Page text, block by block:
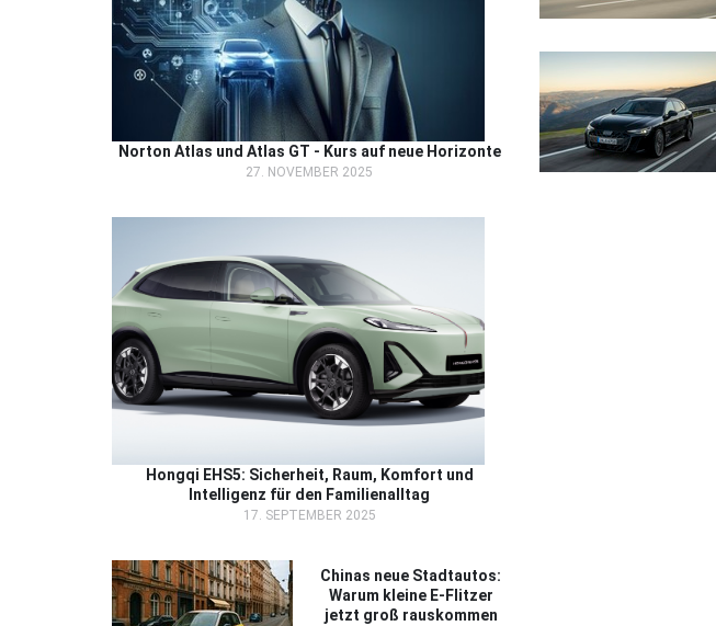
Norton Atlas und Atlas GT - Kurs auf neue Horizonte
27. NOVEMBER 2025
Hongqi EHS5: Sicherheit, Raum, Komfort und
Intelligenz für den Familienalltag
17. SEPTEMBER 2025
Chinas neue Stadtautos:
Warum kleine E-Flitzer
jetzt groß rauskommen